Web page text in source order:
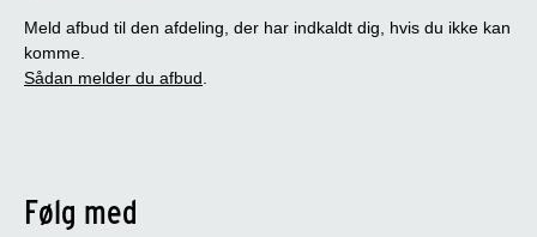
Meld afbud til den afdeling, der har indkaldt dig, hvis du ikke kan
komme.
Sådan melder du afbud.
Følg med